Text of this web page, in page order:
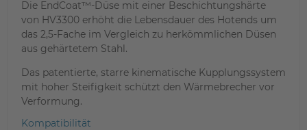
Die EndCoat™-Düse mit einer Beschichtungshärte
von HV3300 erhöht die Lebensdauer des Hotends um
das 2,5-Fache im Vergleich zu herkömmlichen Düsen
aus gehärtetem Stahl.
Das patentierte, starre kinematische Kupplungssystem
mit hoher Steifigkeit schützt den Wärmebrecher vor
Verformung.
Kompatibilität